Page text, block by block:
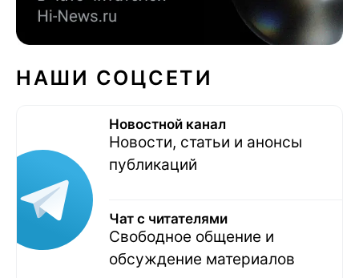
НАШИ СОЦСЕТИ
Новостной канал
Новости, статьи и анонсы
публикаций
Чат с читателями
Свободное общение и
обсуждение материалов